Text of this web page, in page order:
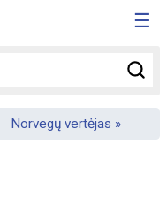
☰
Norvegų vertėjas